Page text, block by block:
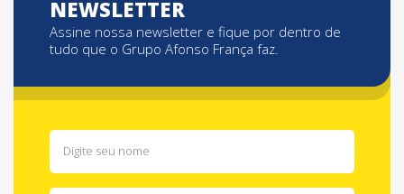
NEWSLETTER
Assine nossa newsletter e fique por dentro de
tudo que o Grupo Afonso França faz.